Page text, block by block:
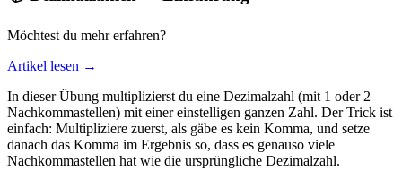
Möchtest du mehr erfahren?
Artikel lesen →
In dieser Übung multiplizierst du eine Dezimalzahl (mit 1 oder 2
Nachkommastellen) mit einer einstelligen ganzen Zahl. Der Trick ist
einfach: Multipliziere zuerst, als gäbe es kein Komma, und setze
danach das Komma im Ergebnis so, dass es genauso viele
Nachkommastellen hat wie die ursprüngliche Dezimalzahl.